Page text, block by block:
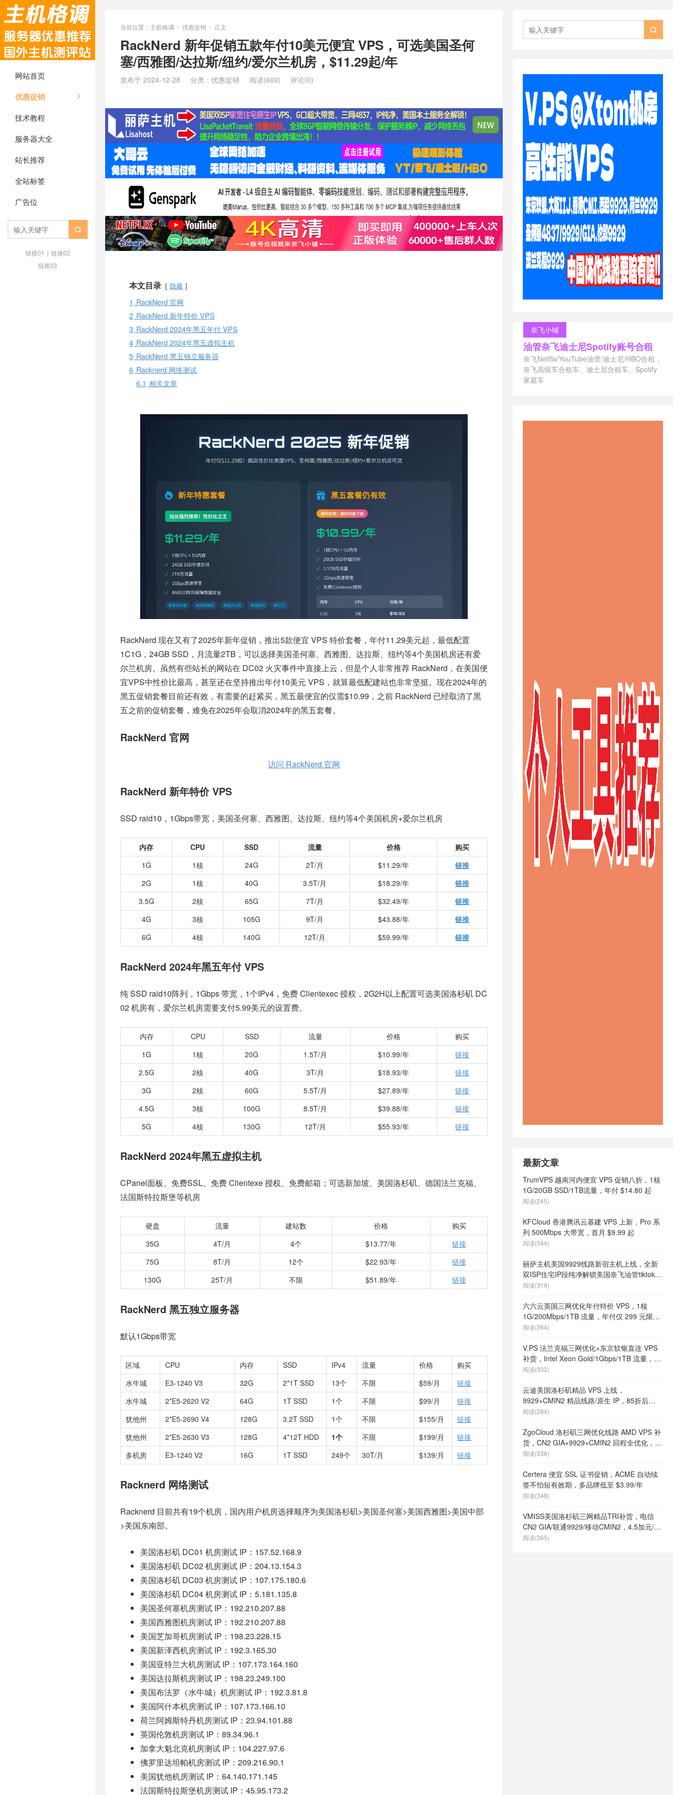
网站首页
优惠促销
技术教程
服务器大全
站长推荐
全站标签
广告位

链接01 | 链接02
链接03
当前位置： 主机格调 > 优惠促销 > 正文
RackNerd 新年促销五款年付10美元便宜 VPS，可选美国圣何
塞/西雅图/达拉斯/纽约/爱尔兰机房，$11.29起/年
发布于 2024-12-28 分类： 优惠促销 阅读(669) 评论(0)
本文目录 隐藏
1 RackNerd 官网
2 RackNerd 新年特价 VPS
3 RackNerd 2024年黑五年付 VPS
4 RackNerd 2024年黑五虚拟主机
5 RackNerd 黑五独立服务器
6 Racknerd 网络测试
6.1 相关文章
RackNerd 现在又有了2025年新年促销，推出5款便宜 VPS 特价套餐，年付11.29美元起，最低配置
1C1G，24GB SSD，月流量2TB，可以选择美国圣何塞、西雅图、达拉斯、纽约等4个美国机房还有爱
尔兰机房。虽然有些站长的网站在 DC02 火灾事件中直接上云，但是个人非常推荐 RackNerd，在美国便
宜VPS中性价比最高，甚至还在坚持推出年付10美元 VPS，就算最低配建站也非常坚挺。现在2024年的
黑五促销套餐目前还有效，有需要的赶紧买，黑五最便宜的仅需$10.99，之前 RackNerd 已经取消了黑
五之前的促销套餐，难免在2025年会取消2024年的黑五套餐。
RackNerd 官网
访问 RackNerd 官网
RackNerd 新年特价 VPS
SSD raid10，1Gbps带宽，美国圣何塞、西雅图、达拉斯、纽约等4个美国机房+爱尔兰机房
内存 CPU SSD 流量 价格
购买
1G
1核 24G 2T/月 $11.29/年
链接
2G
1核 40G 3.5T/月 $18.29/年
链接
3.5G
2核 65G 7T/月 $32.49/年
链接
4G
3核 105G 9T/月 $43.88/年
链接
6G
4核 140G 12T/月 $59.99/年 链接
RackNerd 2024年黑五年付 VPS
纯 SSD raid10阵列，1Gbps 带宽，1个IPv4，免费 Clientexec 授权，2G2H以上配置可选美国洛杉矶 DC
02 机房有，爱尔兰机房需要支付5.99美元的设置费。
内存 CPU SSD 流量 价格
购买
1G
1核 20G 1.5T/月 $10.99/年
链接
2.5G
2核 40G 3T/月 $18.93/年
链接
3G
2核 60G 5.5T/月 $27.89/年
链接
4.5G
3核 100G 8.5T/月 $39.88/年
链接
5G
4核 130G 12T/月 $55.93/年 链接
RackNerd 2024年黑五虚拟主机
CPanel面板、免费SSL、免费 Clientexe 授权、免费邮箱；可选新加坡、美国洛杉矶、德国法兰克福、
法国斯特拉斯堡等机房
硬盘 流量 建站数 价格
购买
35G
4T/月 4个 $13.77/年
链接
75G
8T/月 12个 $22.93/年
链接
130G
25T/月 不限 $51.89/年 链接
RackNerd 黑五独立服务器
默认1Gbps带宽
区域 CPU 内存 SSD IPv4 流量 价格
购买
水牛城
E3-1240 V3 32G 2*1T SSD 13个 不限 $59/月
链接
水牛城
2*E5-2620 V2 64G 1T SSD 1个 不限 $99/月
链接
犹他州
2*E5-2690 V4 128G 3.2T SSD 1个 不限 $155/月
链接
犹他州
2*E5-2630 V3 128G 4*12T HDD 1个 不限 $199/月
链接
多机房
E3-1240 V2 16G 1T SSD 249个 30T/月 $139/月 链接
Racknerd 网络测试
Racknerd 目前共有19个机房，国内用户机房选择顺序为美国洛杉矶>美国圣何塞>美国西雅图>美国中部
>美国东南部。
美国洛杉矶 DC01 机房测试 IP：157.52.168.9
美国洛杉矶 DC02 机房测试 IP：204.13.154.3
美国洛杉矶 DC03 机房测试 IP：107.175.180.6
美国洛杉矶 DC04 机房测试 IP：5.181.135.8
美国圣何塞机房测试 IP：192.210.207.88
美国西雅图机房测试 IP：192.210.207.88
美国芝加哥机房测试 IP：198.23.228.15
美国新泽西机房测试 IP：192.3.165.30
美国亚特兰大机房测试 IP：107.173.164.160
美国达拉斯机房测试 IP：198.23.249.100
美国布法罗（水牛城）机房测试 IP：192.3.81.8
美国阿什本机房测试 IP：107.173.166.10
荷兰阿姆斯特丹机房测试 IP：23.94.101.88
英国伦敦机房测试 IP：89.34.96.1
加拿大魁北克机房测试 IP：104.227.97.6
佛罗里达坦帕机房测试 IP：209.216.90.1
美国犹他机房测试 IP：64.140.171.145
法国斯特拉斯堡机房测试 IP：45.95.173.2

奈飞小铺
油管奈飞迪士尼Spotify账号合租
奈飞Netflix/YouTube油管/迪士尼/HBO合租，
奈飞高级车合租车、迪士尼合租车、Spotify
家庭车
最新文章
TrumVPS 越南河内便宜 VPS 促销八折，1核
1G/20GB SSD/1TB流量，年付 $14.80 起
阅读(245)
KFCloud 香港腾讯云基建 VPS 上新，Pro 系
列 500Mbps 大带宽，首月 $9.99 起
阅读(344)
丽萨主机美国9929线路新宿主机上线，全新
双ISP住宅IP段纯净解锁美国奈飞油管tiktok等
流媒体，月付68元起
阅读(319)
六六云英国三网优化年付特价 VPS，1核
1G/200Mbps/1TB 流量，年付仅 299 元限量
66 个
阅读(364)
V.PS 法兰克福三网优化+东京软银直连 VPS
补货，Intel Xeon Gold/1Gbps/1TB 流量，月
付 €6.95 起
阅读(332)
云途美国洛杉矶精品 VPS 上线，
9929+CMIN2 精品线路/原生 IP，85折后
¥18.7/月起
阅读(284)
ZgoCloud 洛杉矶三网优化线路 AMD VPS 补
货，CN2 GIA+9929+CMIN2 回程全优化，年
付 $52 起
阅读(336)
Certera 便宜 SSL 证书促销，ACME 自动续
签不怕短有效期，多品牌低至 $3.99/年
阅读(348)
VMISS美国洛杉矶三网精品TRI补货，电信
CN2 GIA/联通9929/移动CMIN2，4.5加元/月
起
阅读(365)